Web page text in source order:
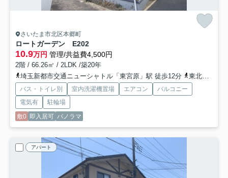
さいたま市北区本郷町
ロートガーデン E202
10.9万円 管理/共益費4,500円
2階 / 66.26㎡ / 2LDK /築20年
埼玉新都市交通ニューシャトル「東宮原」駅 徒歩12分
東北本線「東大宮」駅 徒歩24分
バス・トイレ別 室内洗濯機置場 エアコン
バルコニー
電気有
駐輪場
敷0 即入居可 パノラマ
アパート